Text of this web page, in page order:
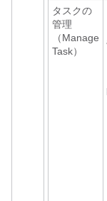
タスクの
管理
（Manage
Task）